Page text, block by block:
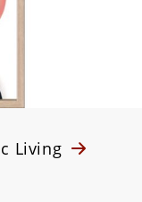
Living